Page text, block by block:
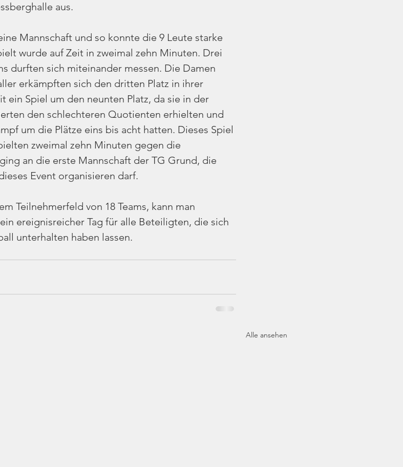
aus.
Mannschaft und so konnte die 9 Leute starke
wurde auf Zeit in zweimal zehn Minuten. Drei
durften sich miteinander messen. Die Damen
erkämpften sich den dritten Platz in ihrer
ein Spiel um den neunten Platz, da sie in der
den schlechteren Quotienten erhielten und
um die Plätze eins bis acht hatten. Dieses Spiel
zweimal zehn Minuten gegen die
an die erste Mannschaft der TG Grund, die
Event organisieren darf.
Teilnehmerfeld von 18 Teams, kann man
ereignisreicher Tag für alle Beteiligten, die sich
unterhalten haben lassen.
Alle ansehen